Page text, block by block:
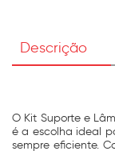
Descrição
O Kit Suporte e
é a escolha ideal
sempre eficiente.